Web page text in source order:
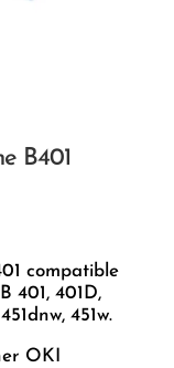
B401
compatible
401, 401D,
451w.
OKI